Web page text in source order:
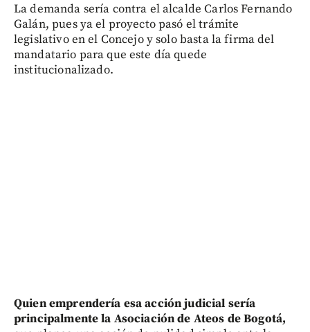
La demanda sería contra el alcalde Carlos Fernando
Galán, pues ya el proyecto pasó el trámite
legislativo en el Concejo y solo basta la firma del
mandatario para que este día quede
institucionalizado.
Quien emprendería esa acción judicial sería
principalmente la Asociación de Ateos de Bogotá,